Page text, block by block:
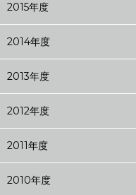
2015年度
2014年度
2013年度
2012年度
2011年度
2010年度